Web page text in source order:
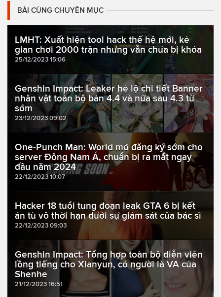
BÀI CÙNG CHUYÊN MỤC
LMHT: Xuất hiện tool hack thế hệ mới, kẻ
gian chơi 2000 trận nhưng vẫn chưa bị khóa
25/12/2023 15:06
Genshin Impact: Leaker hé lộ chi tiết Banner
nhân vật toàn bộ bản 4.4 và nửa sau 4.3 từ
sớm
23/12/2023 09:02
One-Punch Man: World mở đăng ký sớm cho
server Đông Nam Á, chuẩn bị ra mắt ngay
đầu năm 2024
22/12/2023 10:07
Hacker 18 tuổi tung đoạn leak GTA 6 bị kết
án tù vô thời hạn dưới sự giám sát của bác sĩ
22/12/2023 09:03
Genshin Impact: Tổng hợp toàn bộ diễn viên
lồng tiếng cho Xianyun, có người là VA của
Shenhe
21/12/2023 16:51